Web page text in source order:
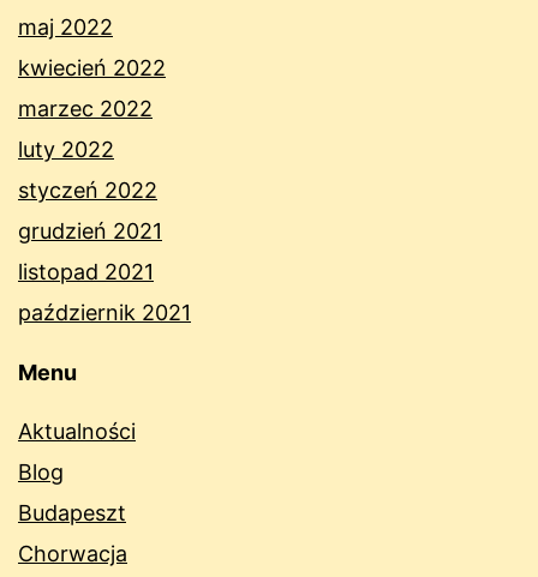
maj 2022
kwiecień 2022
marzec 2022
luty 2022
styczeń 2022
grudzień 2021
listopad 2021
październik 2021
Menu
Aktualności
Blog
Budapeszt
Chorwacja